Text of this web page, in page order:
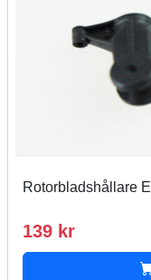
Rotorbladshållare
139 kr